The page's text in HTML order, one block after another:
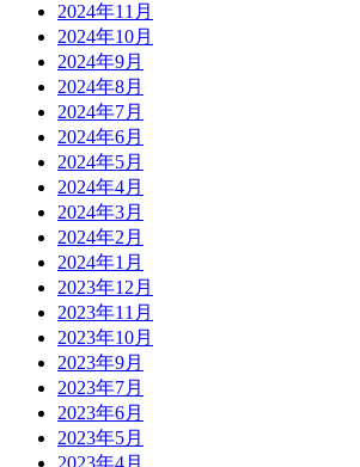
2024年11月
2024年10月
2024年9月
2024年8月
2024年7月
2024年6月
2024年5月
2024年4月
2024年3月
2024年2月
2024年1月
2023年12月
2023年11月
2023年10月
2023年9月
2023年7月
2023年6月
2023年5月